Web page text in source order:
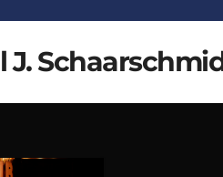
J.